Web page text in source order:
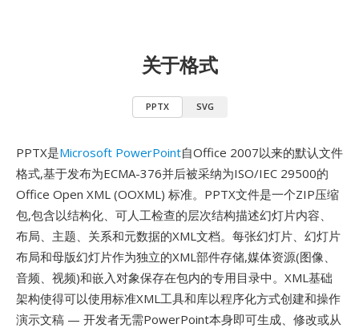
关于格式
PPTX SVG
PPTX是Microsoft PowerPoint自Office 2007以来的默认文件
格式,基于发布为ECMA-376并后被采纳为ISO/IEC 29500的
Office Open XML (OOXML) 标准。PPTX文件是一个ZIP压缩
包,包含以结构化、可人工检查的层次结构描述幻灯片内容、
布局、主题、关系和元数据的XML文档。每张幻灯片、幻灯片
布局和母版幻灯片作为独立的XML部件存储,媒体资源(图像、
音频、视频)和嵌入对象保存在包内的专用目录中。XML基础
架构使得可以使用标准XML工具和库以程序化方式创建和操作
演示文稿 — 开发者无需PowerPoint本身即可生成、修改或从